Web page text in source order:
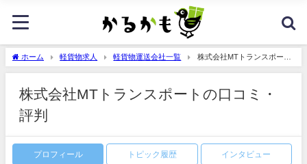
ホーム 軽貨物求人 軽貨物運送会社一覧
株式会社MTトランスポート
の口コミ・評判
株式会社MTトランスポートの口コミ・
評判
プロフィール トピック履歴 インタビュー